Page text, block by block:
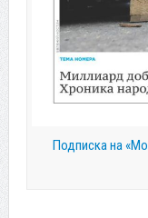
Подписка на